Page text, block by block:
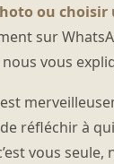
ou
sur
vous
réfléchir à
vous